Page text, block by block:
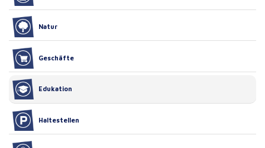
Natur
Geschäfte
Edukation
Haltestellen